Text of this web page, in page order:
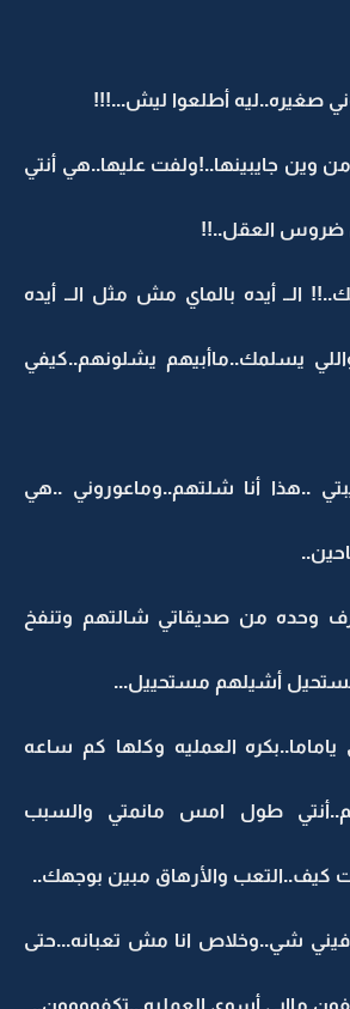
صغيره..ليه أطلعوا ليش...!!!
وين جايبينها..!ولفت عليها..هي أنتي
ضروس العقل..!!
الــ أيده بالماي مش مثل الــ أيده
واللي يسلمك..ماأبيهم يشلونهم..كيفي
..هذا أنا شلتهم..وماعوروني ..هي
اعرف وحده من صديقاتي شالتهم وتنفخ
مستحيل أشيلهم مستحييل...
ياماما..بكره العمليه وكلها كم ساعه
طول امس مانمتي والسبب
كيف..التعب والأرهاق مبين بوجهك..
شي..وخلاص انا مش تعبانه...حتى
ماابي أسوي العمليه...تكفوووون..